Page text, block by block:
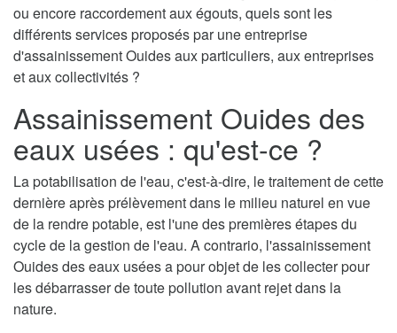
ou encore raccordement aux égouts, quels sont les
différents services proposés par une entreprise
d'assainissement Ouides aux particuliers, aux entreprises
et aux collectivités ?
Assainissement Ouides des
eaux usées : qu'est-ce ?
La potabilisation de l'eau, c'est-à-dire, le traitement de cette
dernière après prélèvement dans le milieu naturel en vue
de la rendre potable, est l'une des premières étapes du
cycle de la gestion de l'eau. A contrario, l'assainissement
Ouides des eaux usées a pour objet de les collecter pour
les débarrasser de toute pollution avant rejet dans la
nature.